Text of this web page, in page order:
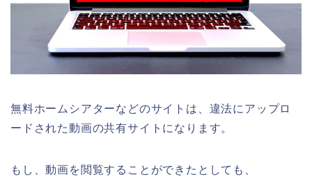
無料ホームシアターなどのサイトは、違法にアップロ
ードされた動画の共有サイトになります。
もし、動画を閲覧することができたとしても、